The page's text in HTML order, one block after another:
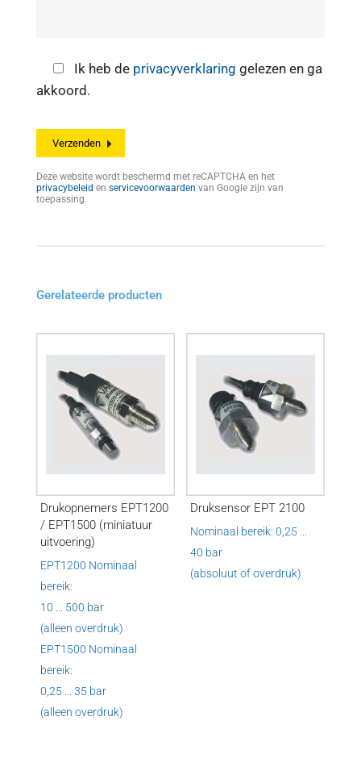
Ik heb de privacyverklaring gelezen en ga
akkoord.
Deze website wordt beschermd met reCAPTCHA en het
privacybeleid en servicevoorwaarden van Google zijn van
toepassing.
Gerelateerde producten
Drukopnemers EPT1200
/ EPT1500 (miniatuur
uitvoering)
EPT1200 Nominaal
bereik:
10 ... 500 bar
(alleen overdruk)
EPT1500 Nominaal
bereik:
0,25 ... 35 bar
(alleen overdruk)
Druksensor EPT 2100
Nominaal bereik: 0,25 ...
40 bar
(absoluut of overdruk)